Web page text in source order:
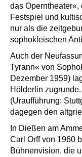
das Operntheater«,
Festspiel und
nur als die
sophokleischen
Auch der
Tyrann« von
Dezember 1959)
Hölderlin
(Uraufführung:
dagegen den
In Dießen am
Carl Orff von 1960
Bühnenvision, die